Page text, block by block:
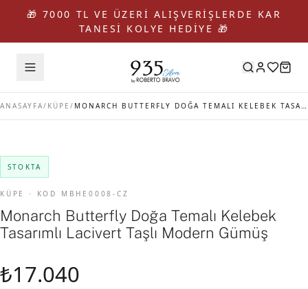
🎁 7000 TL VE ÜZERİ ALIŞVERİŞLERDE KAR
TANESİ KOLYE HEDİYE 🎁
ANASAYFA/ KÜPE / MONARCH BUTTERFLY DOĞA TEMALI KELEBEK TASARIMLI LACIVERT TAŞLI MODERN GÜMÜŞ
STOKTA
KÜPE · KOD MBHE0008-CZ
Monarch Butterfly Doğa Temalı Kelebek
Tasarımlı Lacivert Taşlı Modern Gümüş
₺17.040